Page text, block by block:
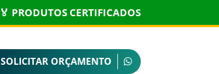
🏅 PRODUTOS CERTIFICADOS
SOLICITAR ORÇAMENTO